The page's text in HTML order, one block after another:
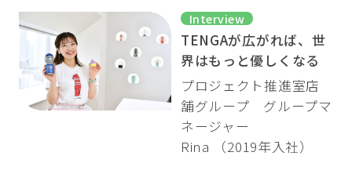
Interview
TENGAが広がれば、世
界はもっと優しくなる
プロジェクト推進室店
舗グループ グループマ
ネージャー
Rina （2019年入社）